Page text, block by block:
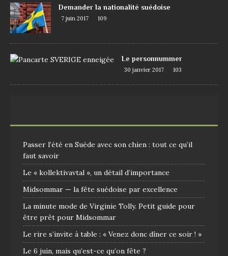
Demander la nationalité suédoise
7 juin 2017 109
Le personnummer
30 janvier 2017 103
Passer l’été en Suède avec son chien : tout ce qu’il
faut savoir
Le « kollektivavtal », un détail d’importance
Midsommar — la fête suédoise par excellence
La minute mode de Virginie Tolly. Petit guide pour
être prêt pour Midsommar
Le rire s’invite à table : « Venez donc dîner ce soir ! »
Le 6 juin, mais qu’est-ce qu’on fête ?